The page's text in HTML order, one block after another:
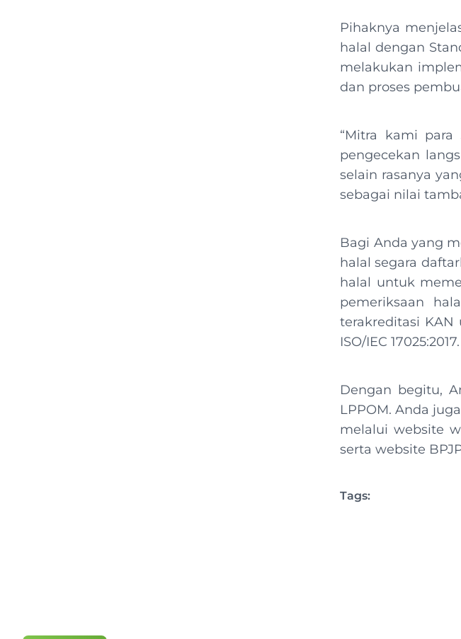
Pihaknya
halal dengan
melakukan
dan proses
“Mitra kami para
pengecekan
selain rasanya
sebagai nilai
Bagi Anda yang
halal segara
halal untuk
pemeriksaan
terakreditasi
ISO/IEC 17025:2017.
Dengan begitu,
LPPOM. Anda
melalui website
serta website
Tags: